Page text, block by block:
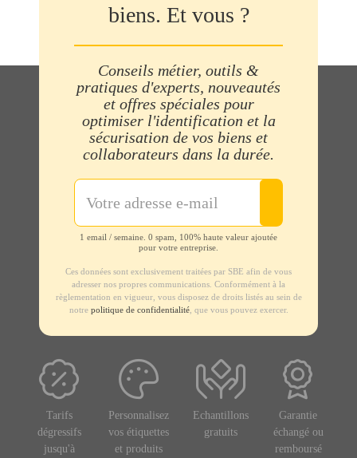
biens. Et vous ?
Conseils métier, outils &
pratiques d'experts, nouveautés
et offres spéciales pour
optimiser l'identification et la
sécurisation de vos biens et
collaborateurs dans la durée.
1 email / semaine. 0 spam, 100% haute valeur ajoutée
pour votre entreprise.
Ces données sont exclusivement traitées par SBE afin de vous
adresser nos propres communications. Conformément à la
règlementation en vigueur, vous disposez de droits listés au sein de
notre politique de confidentialité, que vous pouvez exercer.
Tarifs
dégressifs
jusqu'à
Personnalisez
vos étiquettes
et produits
Echantillons
gratuits
Garantie
échangé ou
remboursé